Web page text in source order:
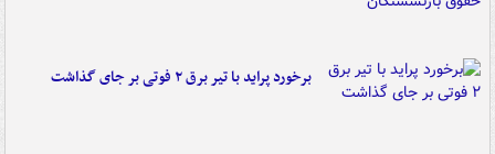
برخورد پراید با تیر برق ۲ فوتی بر جای گذاشت